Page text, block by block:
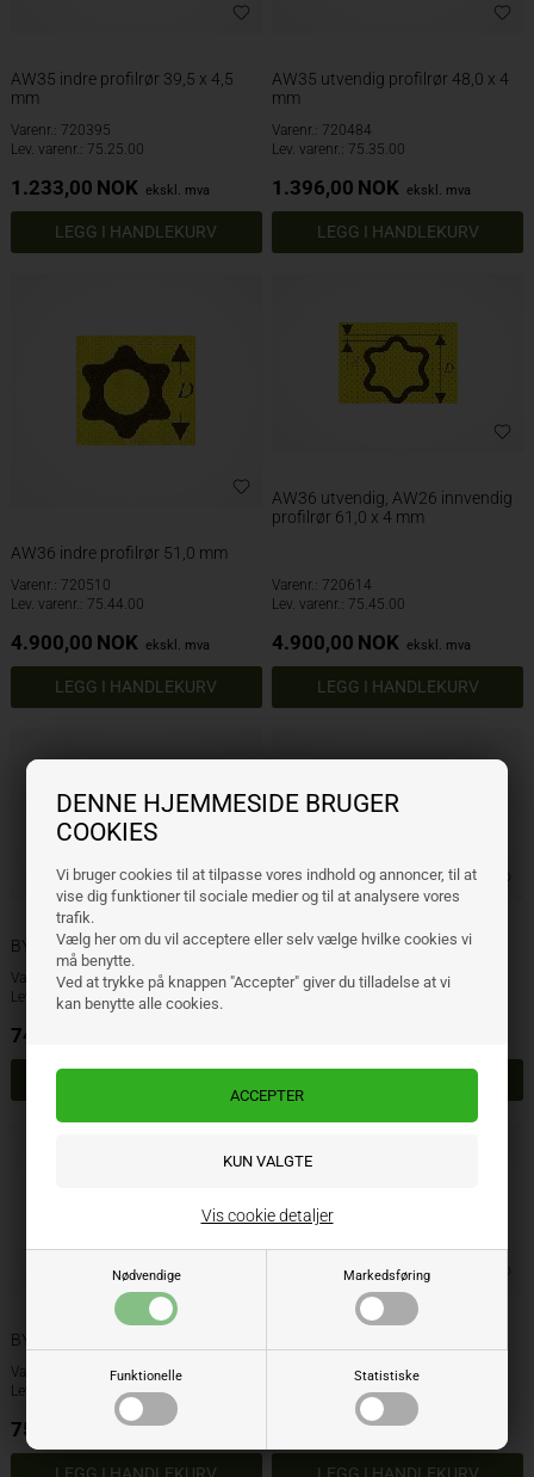
DENNE HJEMMESIDE BRUGER
COOKIES
Vi bruger cookies til at tilpasse vores indhold og annoncer, til at
vise dig funktioner til sociale medier og til at analysere vores
trafik.
Vælg her om du vil acceptere eller selv vælge hvilke cookies vi
må benytte.
Ved at trykke på knappen "Accepter" giver du tilladelse at vi
kan benytte alle cookies.
Nødvendige Markedsføring
Funktionelle Statistiske
Vis cookie detaljer
AW35 indre profilrør 39,5 x 4,5
mm
Varenr.: 720395
Lev. varenr.: 75.25.00
1.233,00 NOK ekskl. mva
AW35 utvendig profilrør 48,0 x 4
mm
Varenr.: 720484
Lev. varenr.: 75.35.00
1.396,00 NOK ekskl. mva
AW36 indre profilrør 51,0 mm
Varenr.: 720510
Lev. varenr.: 75.44.00
4.900,00 NOK ekskl. mva
AW36 utvendig, AW26 innvendig
profilrør 61,0 x 4 mm
Varenr.: 720614
Lev. varenr.: 75.45.00
4.900,00 NOK ekskl. mva
BYPY profilrør 26,5 x 3,5 mm
Varenr.: 710263
Lev. varenr.: 12502
748,00
BYPY profilrør 29,0 x 3,5 mm
Varenr.: 710293
BYPY profilrør 36,0 x 3,0 mm
Varenr.: 710363
Lev. varenr.: 12505
754,00 NOK
Varenr.: 710433
Lev. varenr.: 12508
NOK